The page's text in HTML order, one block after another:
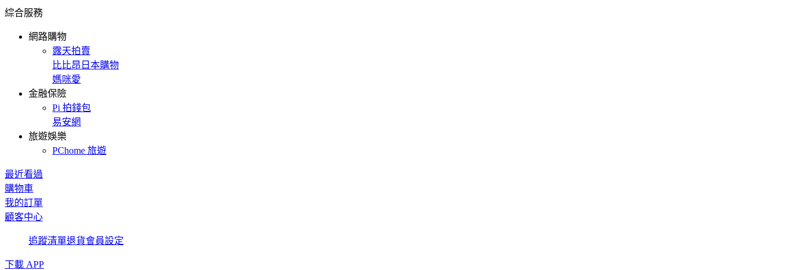
綜合服務
網路購物
露天拍賣
比比昂日本購物
媽咪愛
金融保險
Pi 拍錢包
易安網
旅遊娛樂
PChome 旅遊
最近看過
購物車
我的訂單
顧客中心
追蹤清單退貨會員設定
下載 APP